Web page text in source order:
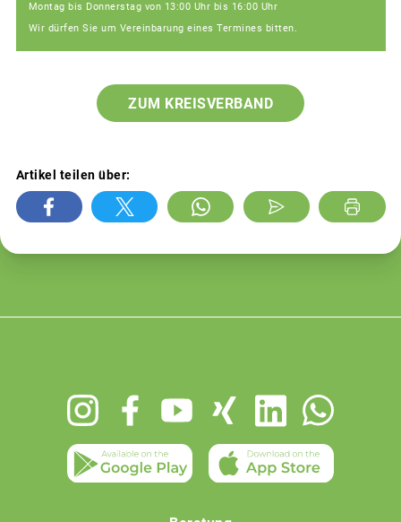
Montag bis Donnerstag von 13:00 Uhr bis 16:00 Uhr
Wir dürfen Sie um Vereinbarung eines Termines bitten.
ZUM KREISVERBAND
Artikel teilen über: